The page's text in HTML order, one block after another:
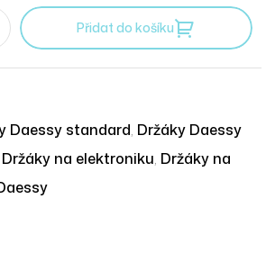
Přidat do košíku
Daessy standard, Držáky Daessy
Držáky na elektroniku, Držáky na